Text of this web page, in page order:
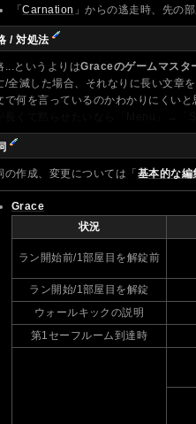
「Carnation 」からの逃走時、先の
/ 対処法
...というよりはGraceのゲームマスタ
/全滅した場合、それなりに長い文章を
で何を言っているのかわかりにくい
の作成、変更については「 基本的な編
Grace
状況
ラン開始前/1部屋目を解錠前
ラン開始/1部屋目を解錠
ウォールキックの説明
第1セーフルーム到達時